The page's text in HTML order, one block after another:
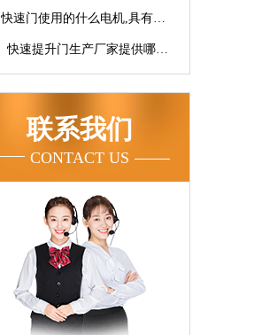
家！【广州奇翔】
快速门使用的什么电机,具有快
速、可靠等特点【广州奇翔】
快速提升门生产厂家提供哪些
联系我们
CONTACT US